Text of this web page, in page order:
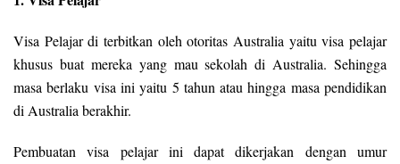
Visa Pelajar di terbitkan oleh otoritas Australia yaitu visa pelajar
khusus buat mereka yang mau sekolah di Australia. Sehingga
masa berlaku visa ini yaitu 5 tahun atau hingga masa pendidikan
di Australia berakhir.
Pembuatan visa pelajar ini dapat dikerjakan dengan umur